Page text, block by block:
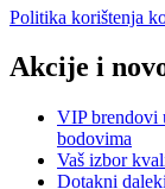
Politika korištenja
Akcije i
VIP brendovi
bodovima
Vaš izbor
Dotakni